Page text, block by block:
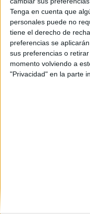
Tenga en cuenta que
personales puede no
tiene el derecho de
preferencias se
sus preferencias o
momento volviendo a
"Privacidad" en la parte
Granada(1)
Girona (3)
Huelva(2)
Lleida(1)
Madrid(6)
Málaga(2)
Murcia(1)
Pontevedra(1)